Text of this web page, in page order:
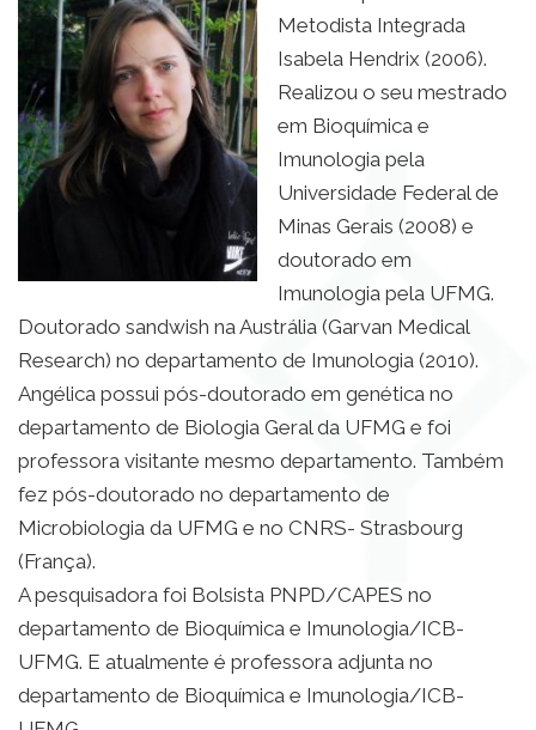
Metodista Integrada
Isabela Hendrix (2006).
Realizou o seu mestrado
em Bioquímica e
Imunologia pela
Universidade Federal de
Minas Gerais (2008) e
doutorado em
Imunologia pela UFMG.
Doutorado sandwish na Austrália (Garvan Medical
Research) no departamento de Imunologia (2010).
Angélica possui pós-doutorado em genética no
departamento de Biologia Geral da UFMG e foi
professora visitante mesmo departamento. Também
fez pós-doutorado no departamento de
Microbiologia da UFMG e no CNRS- Strasbourg
(França).
A pesquisadora foi Bolsista PNPD/CAPES no
departamento de Bioquímica e Imunologia/ICB-
UFMG. E atualmente é professora adjunta no
departamento de Bioquímica e Imunologia/ICB-